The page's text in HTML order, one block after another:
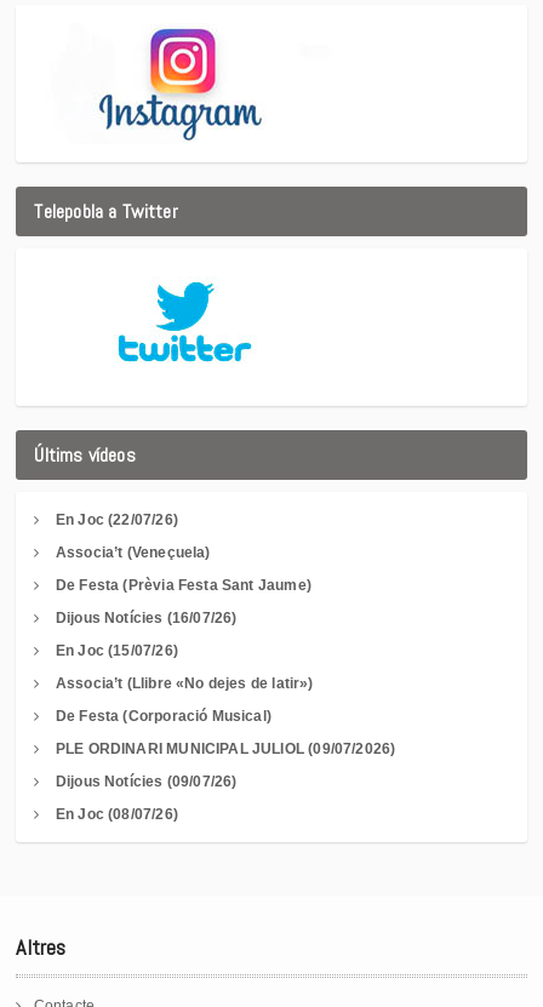
Telepobla a Twitter
Últims vídeos
En Joc (22/07/26)
Associa’t (Veneçuela)
De Festa (Prèvia Festa Sant Jaume)
Dijous Notícies (16/07/26)
En Joc (15/07/26)
Associa’t (Llibre «No dejes de latir»)
De Festa (Corporació Musical)
PLE ORDINARI MUNICIPAL JULIOL (09/07/2026)
Dijous Notícies (09/07/26)
En Joc (08/07/26)
Altres